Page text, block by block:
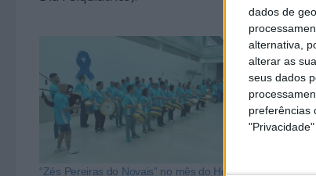
dados de
alternativa,
alterar as
seus dados
preferências
“Zés Pereiras do Novais” no mês do Hospital